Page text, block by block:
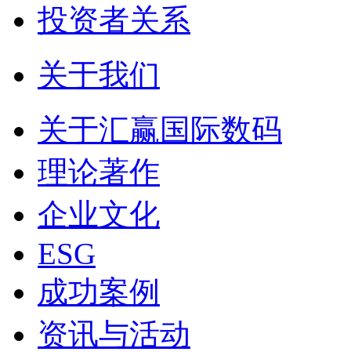
投资者关系
关于我们
关于汇赢国际数码
理论著作
企业文化
ESG
成功案例
资讯与活动